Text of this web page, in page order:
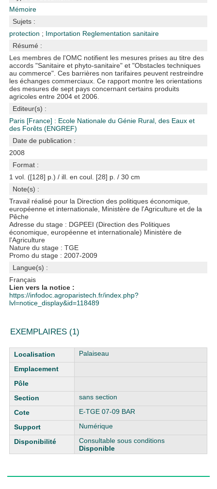
Mémoire
Sujets :
protection ; Importation Reglementation sanitaire
Résumé :
Les membres de l'OMC notifient les mesures prises au titre des
accords "Sanitaire et phyto-sanitaire" et "Obstacles techniques
au commerce". Ces barrières non tarifaires peuvent restreindre
les échanges commerciaux. Ce rapport montre les orientations
des mesures de sept pays concernant certains produits
agricoles entre 2004 et 2006.
Editeur(s) :
Paris [France] : Ecole Nationale du Génie Rural, des Eaux et
des Forêts (ENGREF)
Date de publication :
2008
Format :
1 vol. ([128] p.) / ill. en coul. [28] p. / 30 cm
Note(s) :
Travail réalisé pour la Direction des politiques économique,
européenne et internationale, Ministère de l'Agriculture et de la
Pêche
Adresse du stage : DGPEEI (Direction des Politiques
économique, européenne et internationale) Ministère de
l'Agriculture
Nature du stage : TGE
Promo du stage : 2007-2009
Langue(s) :
Français
Lien vers la notice :
https://infodoc.agroparistech.fr/index.php?
lvl=notice_display&id=118489
EXEMPLAIRES (1)
Liste des exemplaires Palaiseau
sans section
E-TGE 07-09 BAR
Numérique
Consultable sous conditions
Disponible